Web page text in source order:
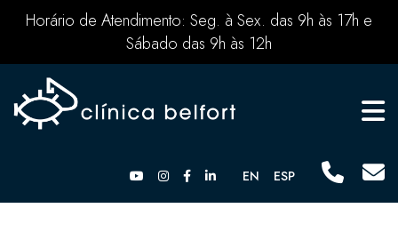
Horário de Atendimento: Seg. à Sex. das 9h às 17h e
Sábado das 9h às 12h
EN ESP